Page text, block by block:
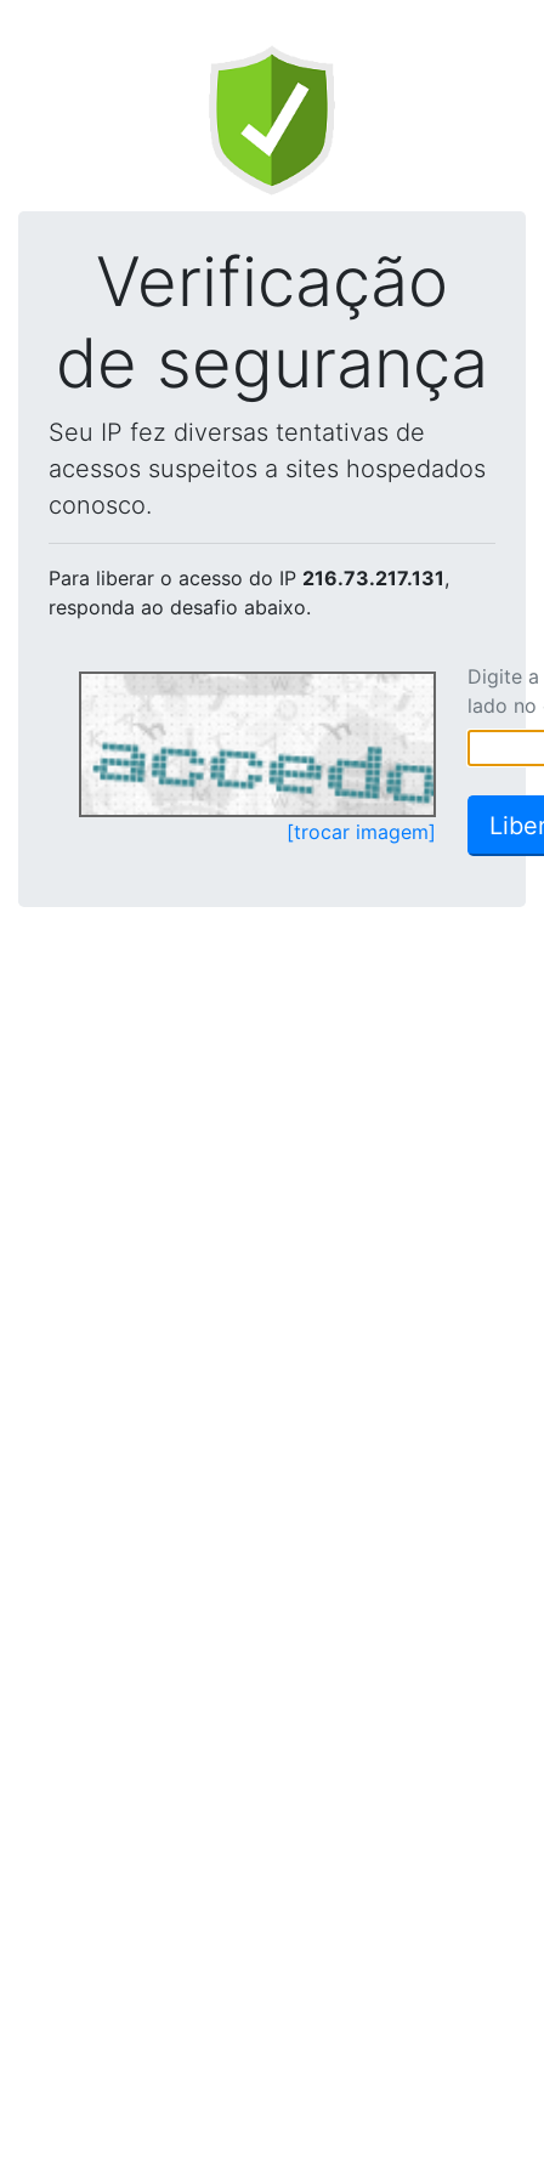
Verificação
de segurança
Seu IP fez diversas tentativas de
acessos suspeitos a sites hospedados
conosco.
Para liberar o acesso do IP 216.73.217.131,
responda ao desafio abaixo.
[trocar imagem]
Digite
lado no